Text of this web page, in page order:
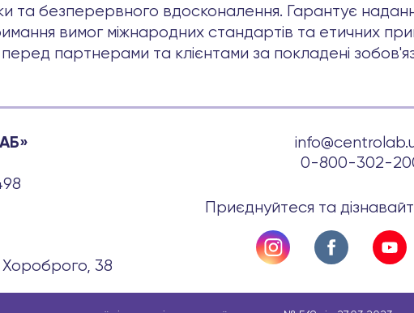
та безперервного вдосконалення. Гарантує
вимог міжнародних стандартів та етичних
перед партнерами та клієнтами за покладені
38
0-800-302-
Приєднуйтеся та